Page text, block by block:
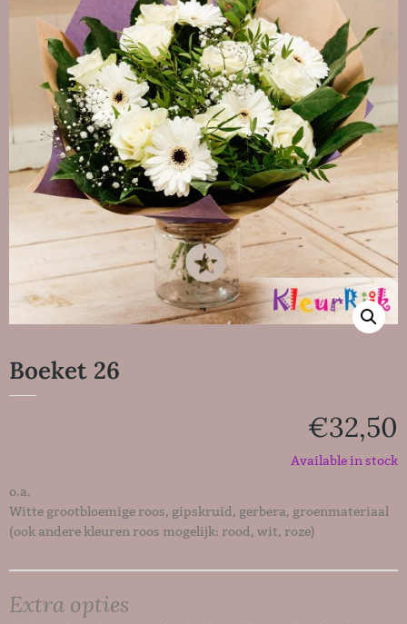
Boeket 26
€32,50
Available in stock
o.a.
Witte grootbloemige roos, gipskruid, gerbera, groenmateriaal
(ook andere kleuren roos mogelijk: rood, wit, roze)
Extra opties